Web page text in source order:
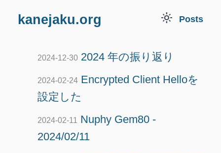
kanejaku.org light_mode Posts
2024-12-30 2024 年の振り返り
2024-02-24 Encrypted Client Helloを
設定した
2024-02-11 Nuphy Gem80 -
2024/02/11